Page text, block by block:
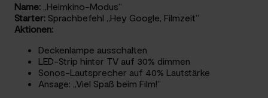
Name: „Heimkino-Modus“
Starter: Sprachbefehl „Hey Google, Filmzeit“
Aktionen:
Deckenlampe ausschalten
LED-Strip hinter TV auf 30% dimmen
Sonos-Lautsprecher auf 40% Lautstärke
Ansage: „Viel Spaß beim Film!“